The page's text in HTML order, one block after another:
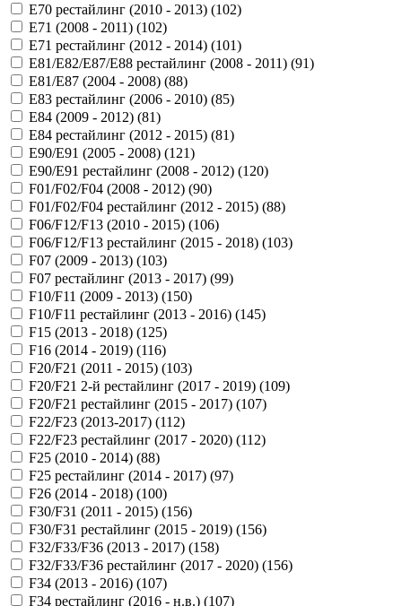
E70 рестайлинг (2010 - 2013) (102)
E71 (2008 - 2011) (102)
E71 рестайлинг (2012 - 2014) (101)
E81/E82/E87/E88 рестайлинг (2008 - 2011) (91)
E81/E87 (2004 - 2008) (88)
E83 рестайлинг (2006 - 2010) (85)
E84 (2009 - 2012) (81)
E84 рестайлинг (2012 - 2015) (81)
E90/E91 (2005 - 2008) (121)
E90/E91 рестайлинг (2008 - 2012) (120)
F01/F02/F04 (2008 - 2012) (90)
F01/F02/F04 рестайлинг (2012 - 2015) (88)
F06/F12/F13 (2010 - 2015) (106)
F06/F12/F13 рестайлинг (2015 - 2018) (103)
F07 (2009 - 2013) (103)
F07 рестайлинг (2013 - 2017) (99)
F10/F11 (2009 - 2013) (150)
F10/F11 рестайлинг (2013 - 2016) (145)
F15 (2013 - 2018) (125)
F16 (2014 - 2019) (116)
F20/F21 (2011 - 2015) (103)
F20/F21 2-й рестайлинг (2017 - 2019) (109)
F20/F21 рестайлинг (2015 - 2017) (107)
F22/F23 (2013-2017) (112)
F22/F23 рестайлинг (2017 - 2020) (112)
F25 (2010 - 2014) (88)
F25 рестайлинг (2014 - 2017) (97)
F26 (2014 - 2018) (100)
F30/F31 (2011 - 2015) (156)
F30/F31 рестайлинг (2015 - 2019) (156)
F32/F33/F36 (2013 - 2017) (158)
F32/F33/F36 рестайлинг (2017 - 2020) (156)
F34 (2013 - 2016) (107)
F34 рестайлинг (2016 - н.в.) (107)